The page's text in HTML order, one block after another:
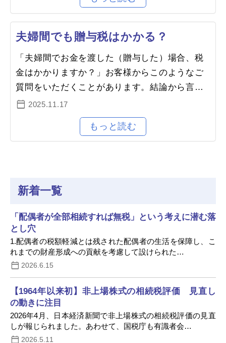
夫婦間でも贈与税はかかる？
「夫婦間でお金を渡した（贈与した）場合、税
金はかかりますか？」お客様からこのようなご
質問をいただくことがあります。結論から言う
と、夫婦間であっても一定条件下で贈与税の対
象となり、申告・納税が必要なケ…
2025.11.17
新着一覧
「配偶者が全部相続すれば無税」という考えに潜む落
とし穴
1.配偶者の税額軽減とは残された配偶者の生活を保障し、こ
れまでの財産形成への貢献を考慮して設けられた…
2026.6.15
【1964年以来初】非上場株式の相続税評価 見直し
の動きに注目
2026年4月、日本経済新聞で非上場株式の相続税評価の見直
しが報じられました。あわせて、国税庁も有識者会…
2026.5.11